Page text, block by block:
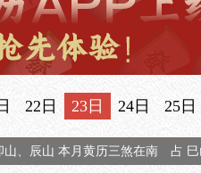
22日 23日 24日 25日
、辰山 本月黄历三煞在南 占